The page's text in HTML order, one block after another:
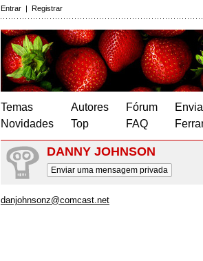
Entrar | Registrar
Temas
Novidades
Autores
Top
Fórum
FAQ
DANNY JOHNSON
Enviar uma mensagem privada
danjohnsonz@comcast.net